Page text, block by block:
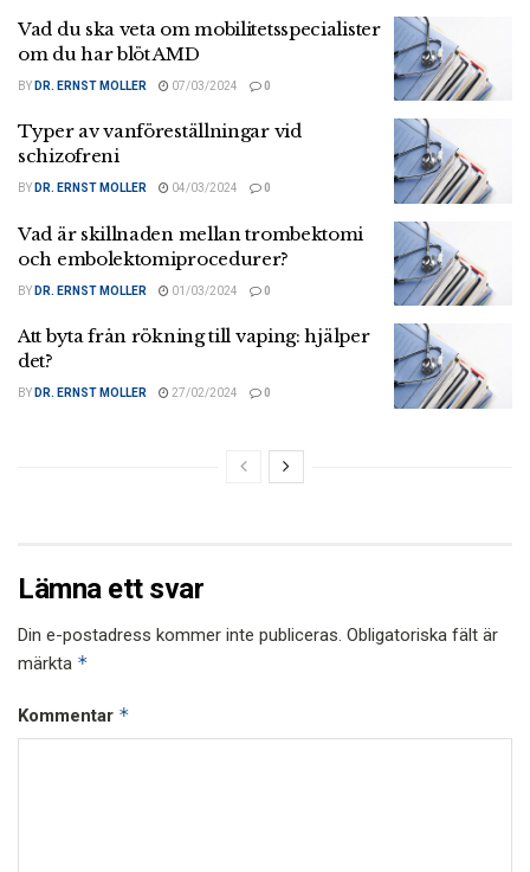
Vad du ska veta om mobilitetsspecialister
om du har blöt AMD
BY DR. ERNST MOLLER 07/03/2024 0
Typer av vanföreställningar vid
schizofreni
BY DR. ERNST MOLLER 04/03/2024 0
Vad är skillnaden mellan trombektomi
och embolektomiprocedurer?
BY DR. ERNST MOLLER 01/03/2024 0
Att byta från rökning till vaping: hjälper
det?
BY DR. ERNST MOLLER 27/02/2024 0
Lämna ett svar
Din e-postadress kommer inte publiceras. Obligatoriska fält är
märkta *
Kommentar *